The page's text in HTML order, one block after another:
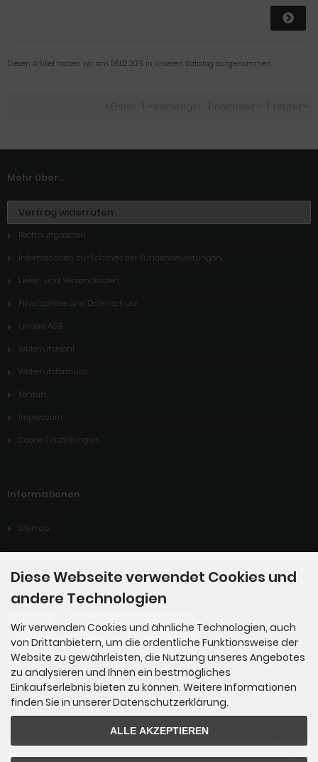
Diesen Artikel haben wir am 06.02.2015 in unseren Katalog aufgenommen.
Mehr über...
Vertrag widerrufen
Rechnungsdaten
Informationen zur Echtheit der Kundenbewertungen
Liefer- und Versandkosten
Privatsphäre und Datenschutz
Unsere AGB
Widerrufsrecht
Widerrufsformular
Kontakt
Impressum
Cookie Einstellungen
Informationen
Sitemap
Zahlungsmethoden
Newsletter-Anmeldung
Diese Webseite verwendet Cookies und
andere Technologien
Wir verwenden Cookies und ähnliche Technologien, auch
von Drittanbietern, um die ordentliche Funktionsweise der
Website zu gewährleisten, die Nutzung unseres Angebotes
zu analysieren und Ihnen ein bestmögliches
Einkaufserlebnis bieten zu können. Weitere Informationen
finden Sie in unserer Datenschutzerklärung.
ALLE AKZEPTIEREN